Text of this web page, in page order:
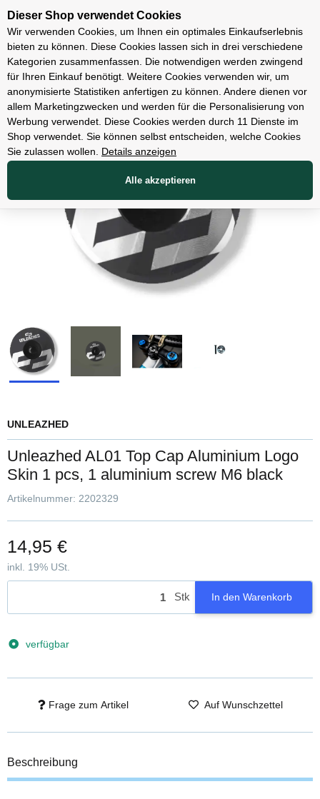
Unsere Filialen
Teile
UNLEAZHED
Unleazhed AL01 Top Cap Aluminium Logo
Skin 1 pcs, 1 aluminium screw M6 black
Artikelnummer: 2202329
14,95 €
inkl. 19% USt.
Stk In den Warenkorb
verfügbar
Frage zum Artikel Auf Wunschzettel
Beschreibung
Dieser Shop verwendet Cookies
Wir verwenden Cookies, um Ihnen ein optimales Einkaufserlebnis
bieten zu können. Diese Cookies lassen sich in drei verschiedene
Kategorien zusammenfassen. Die notwendigen werden zwingend
für Ihren Einkauf benötigt. Weitere Cookies verwenden wir, um
anonymisierte Statistiken anfertigen zu können. Andere dienen vor
allem Marketingzwecken und werden für die Personalisierung von
Werbung verwendet. Diese Cookies werden durch 11 Dienste im
Shop verwendet. Sie können selbst entscheiden, welche Cookies
Sie zulassen wollen.
Details anzeigen
Alle akzeptieren